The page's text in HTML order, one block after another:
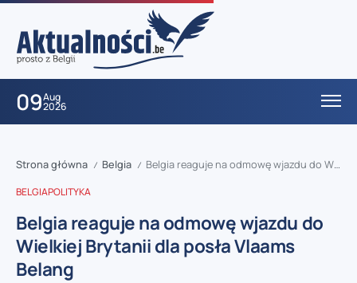
09Aug
2026
Strona główna / Belgia / Belgia reaguje na odmowę wjazdu do Wielkiej Brytanii dla posła Vlaams Belang
BELGIAPOLITYKA
Belgia reaguje na odmowę wjazdu do
Wielkiej Brytanii dla posła Vlaams
Belang